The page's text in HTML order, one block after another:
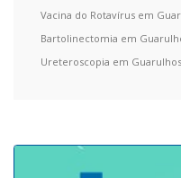
Vacina do Rotavírus em
Bartolinectomia em
Ureteroscopia em Guarulhos